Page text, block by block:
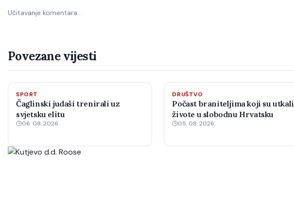
Učitavanje komentara…
Povezane vijesti
SPORT
Čaglinski judaši trenirali uz
svjetsku elitu
06. 08. 2026.
DRUŠTVO
Počast braniteljima koji su utkali
živote u slobodnu Hrvatsku
05. 08. 2026.